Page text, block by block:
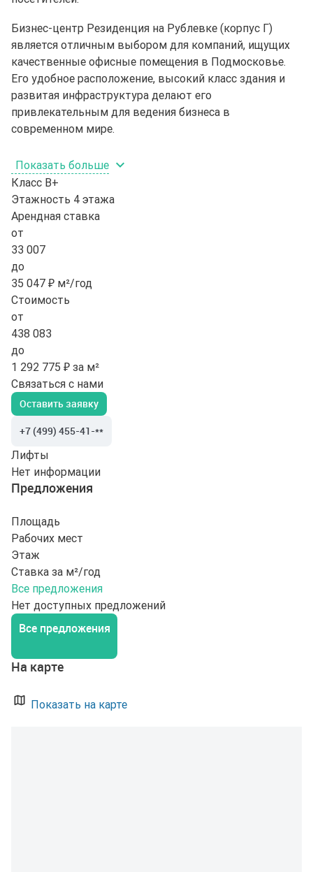
Бизнес-центр Резиденция на Рублевке (корпус Г)
является отличным выбором для компаний, ищущих
качественные офисные помещения в Подмосковье.
Его удобное расположение, высокий класс здания и
развитая инфраструктура делают его
привлекательным для ведения бизнеса в
современном мире.
Показать больше
Класс B+
Этажность 4 этажа
Арендная ставка
от
33 007
до
35 047 ₽ м²/год
Стоимость
от
438 083
до
1 292 775 ₽ за м²
Связаться с нами
Оставить заявку
+7 (499) 455-41-**
Лифты
Нет информации
Предложения
Площадь
Рабочих мест
Этаж
Ставка за м²/год
Все предложения
Нет доступных предложений
Все предложения
На карте
Показать на карте